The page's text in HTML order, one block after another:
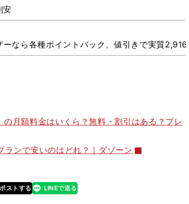
安
なら各種ポイントバック、値引きで実質2,916
月額料金はいくら？無料・割引はある？プレ
ンで安いのはどれ？｜ダゾーン
ストする
line LINEで送る